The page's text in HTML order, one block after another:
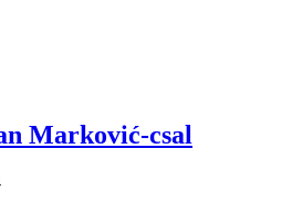
Marković-csal